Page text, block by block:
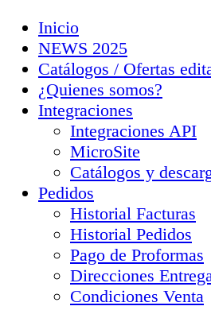
Inicio
NEWS 2025
Catálogos / Ofertas
¿Quienes somos?
Integraciones
Integraciones API
MicroSite
Catálogos y
Pedidos
Historial Facturas
Historial Pedidos
Pago de Proformas
Direcciones
Condiciones Venta